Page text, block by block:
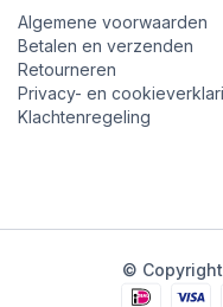
Algemene voorwaarden
Betalen en verzenden
Retourneren
Privacy- en
Klachtenregeling
©